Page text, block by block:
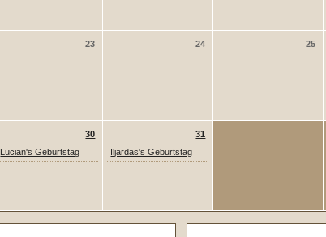
23 24 25
30
Lucian's Geburtstag
31
Iljardas's Geburtstag